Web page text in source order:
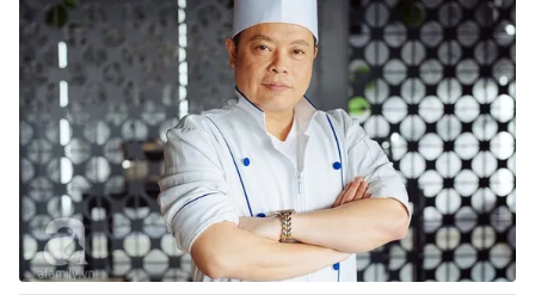
Y tế
Thế giới
Tin tức
Thế giới đó đây
Câu chuyện quốc tế
Kinh tế
Tài chính
Thị trường
Dữ liệu và đời sống